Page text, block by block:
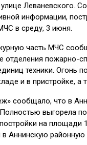
Леваневского.
информации,
в среду, 3 июня.
часть МЧС
отделения пожарно-
техники.
и в пристройке,
сообщало, что в
выгорела
на площади
в Аннинскую районную